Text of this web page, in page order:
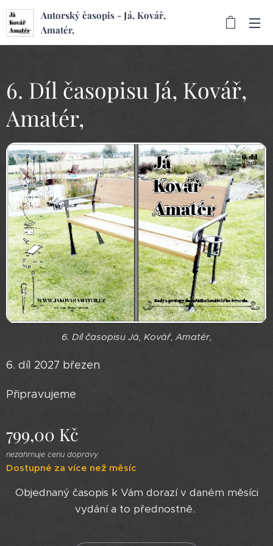
Autorský časopis - Já, Kovář,
Amatér,
6. Díl časopisu Já, Kovář,
Amatér,
6. Díl časopisu Já, Kovář, Amatér,
6. díl 2027 březen
Připravujeme
799,00 Kč
nezahrnuje cenu dopravy
Dostupné za více než měsíc
Objednaný časopis k Vám dorazí v daném měsíci
vydání a to přednostně.